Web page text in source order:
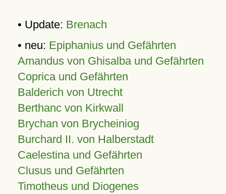
• Update: Brenach
• neu: Epiphanius und Gefährten
Amandus von Ghisalba und Gefährten
Coprica und Gefährten
Balderich von Utrecht
Berthanc von Kirkwall
Brychan von Brycheiniog
Burchard II. von Halberstadt
Caelestina und Gefährten
Clusus und Gefährten
Timotheus und Diogenes